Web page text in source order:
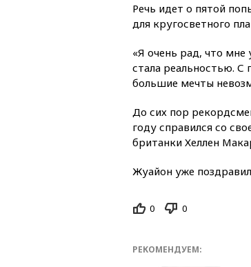
Речь идет о пятой
для кругосветного
«Я очень рад, что мне
стала реальностью. С
большие мечты
До сих пор
году справился со
британки Хеллен
Жуайон уже
0 0
РЕКОМЕНДУЕМ: